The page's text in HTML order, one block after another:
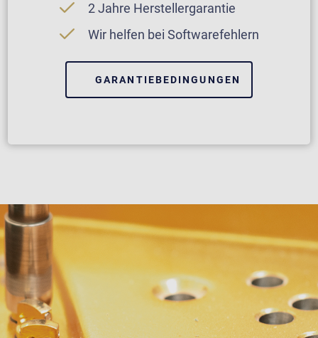
2 Jahre Herstellergarantie
Wir helfen bei Softwarefehlern
GARANTIEBEDINGUNGEN